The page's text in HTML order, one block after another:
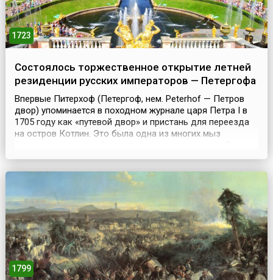
1723
Состоялось торжественное открытие летней
резиденции русских императоров — Петергофа
Впервые Питерхоф (Петергоф, нем. Peterhof — Петров
двор) упоминается в походном журнале царя Петра I в
1705 году как «путевой двор» и пристань для переезда
на остров Котлин. Это была одна из многих мыз
Петербурга вдоль южного берега Финского залива.
моря загородной резиденции, которая по своей ...
1799